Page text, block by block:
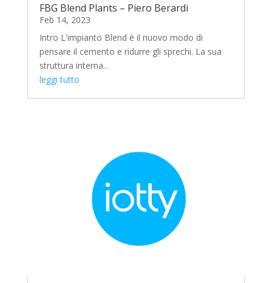
FBG Blend Plants – Piero Berardi
Feb 14, 2023
Intro L'impianto Blend è il nuovo modo di
pensare il cemento e ridurre gli sprechi. La sua
struttura interna...
leggi tutto